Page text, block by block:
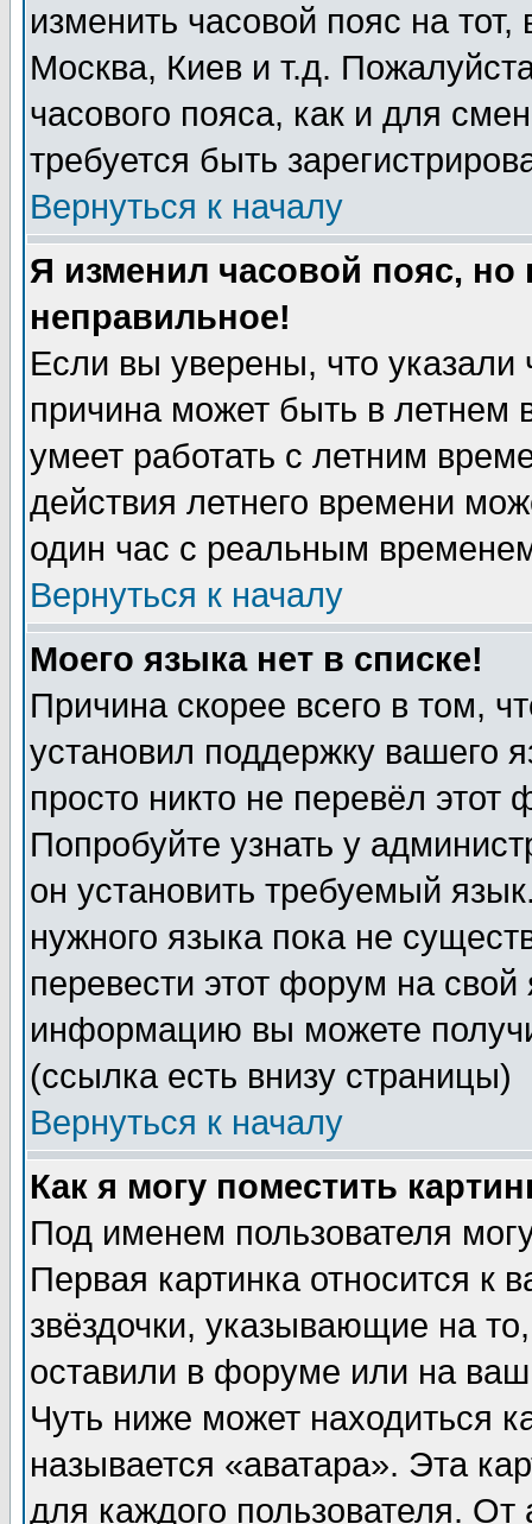
изменить часовой пояс на
Москва, Киев и т.д.
часового пояса, как и для
требуется быть
Вернуться к началу
Я изменил часовой пояс, но
неправильное!
Если вы уверены, что указали
причина может быть в
умеет работать с летним
действия летнего времени
один час с реальным
Вернуться к началу
Моего языка нет в списке!
Причина скорее всего в том,
установил поддержку вашего
просто никто не перевёл
Попробуйте узнать у
он установить требуемый
нужного языка пока не
перевести этот форум на
информацию вы можете
(ссылка есть внизу страницы)
Вернуться к началу
Как я могу поместить
Под именем пользователя
Первая картинка относится к
звёздочки, указывающие на
оставили в форуме или на
Чуть ниже может находиться
называется «аватара». Эта
для каждого пользователя. От